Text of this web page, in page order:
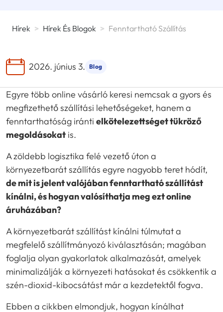
Hírek > Hírek És Blogok > Fenntartható Szállítás
2026. június 3. Blog
Egyre több online vásárló keresi nemcsak a gyors és
megfizethető szállítási lehetőségeket, hanem a
fenntarthatóság iránti elkötelezettséget tükröző
megoldásokat is.
A zöldebb logisztika felé vezető úton a
környezetbarát szállítás egyre nagyobb teret hódít,
de mit is jelent valójában fenntartható szállítást
kínálni, és hogyan valósíthatja meg ezt online
áruházában?
A környezetbarát szállítást kínálni túlmutat a
megfelelő szállítmányozó kiválasztásán; magában
foglalja olyan gyakorlatok alkalmazását, amelyek
minimalizálják a környezeti hatásokat és csökkentik a
szén-dioxid-kibocsátást már a kezdetektől fogva.
Ebben a cikkben elmondjuk, hogyan kínálhat